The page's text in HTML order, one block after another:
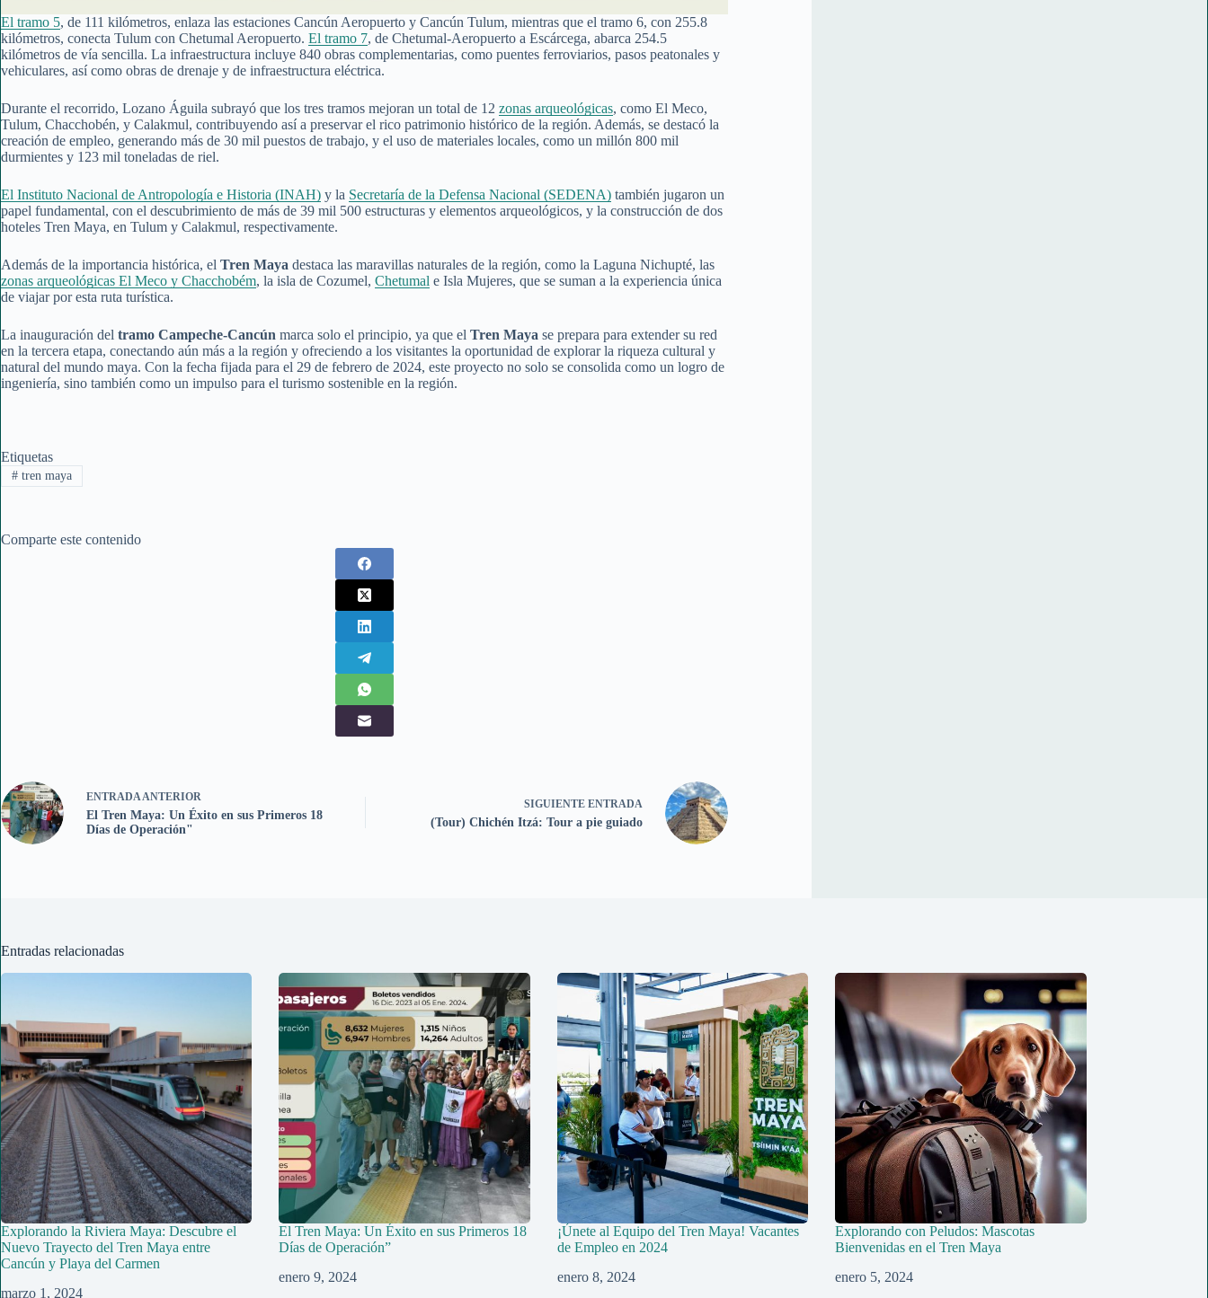
El tramo 5, de 111 kilómetros, enlaza las estaciones Cancún Aeropuerto y Cancún Tulum, mientras que el tramo 6, con 255.8
kilómetros, conecta Tulum con Chetumal Aeropuerto. El tramo 7, de Chetumal-Aeropuerto a Escárcega, abarca 254.5
kilómetros de vía sencilla. La infraestructura incluye 840 obras complementarias, como puentes ferroviarios, pasos peatonales y
vehiculares, así como obras de drenaje y de infraestructura eléctrica.
Durante el recorrido, Lozano Águila subrayó que los tres tramos mejoran un total de 12 zonas arqueológicas, como El Meco,
Tulum, Chacchobén, y Calakmul, contribuyendo así a preservar el rico patrimonio histórico de la región. Además, se destacó la
creación de empleo, generando más de 30 mil puestos de trabajo, y el uso de materiales locales, como un millón 800 mil
durmientes y 123 mil toneladas de riel.
El Instituto Nacional de Antropología e Historia (INAH) y la Secretaría de la Defensa Nacional (SEDENA) también jugaron un
papel fundamental, con el descubrimiento de más de 39 mil 500 estructuras y elementos arqueológicos, y la construcción de dos
hoteles Tren Maya, en Tulum y Calakmul, respectivamente.
Además de la importancia histórica, el Tren Maya destaca las maravillas naturales de la región, como la Laguna Nichupté, las
zonas arqueológicas El Meco y Chacchobém, la isla de Cozumel, Chetumal e Isla Mujeres, que se suman a la experiencia única
de viajar por esta ruta turística.
La inauguración del tramo Campeche-Cancún marca solo el principio, ya que el Tren Maya se prepara para extender su red
en la tercera etapa, conectando aún más a la región y ofreciendo a los visitantes la oportunidad de explorar la riqueza cultural y
natural del mundo maya. Con la fecha fijada para el 29 de febrero de 2024, este proyecto no solo se consolida como un logro de
ingeniería, sino también como un impulso para el turismo sostenible en la región.
Etiquetas
#tren maya
Comparte este contenido
ENTRADAANTERIOR
El Tren Maya: Un Éxito en sus Primeros 18
Días de Operación"
SIGUIENTEENTRADA
(Tour) Chichén Itzá: Tour a pie guiado
Entradas relacionadas
Explorando la Riviera Maya: Descubre el
Nuevo Trayecto del Tren Maya entre
Cancún y Playa del Carmen
marzo 1, 2024
El Tren Maya: Un Éxito en sus Primeros 18
Días de Operación”
enero 9, 2024
¡Únete al Equipo del Tren Maya! Vacantes
de Empleo en 2024
enero 8, 2024
Explorando con Peludos: Mascotas
Bienvenidas en el Tren Maya
enero 5, 2024